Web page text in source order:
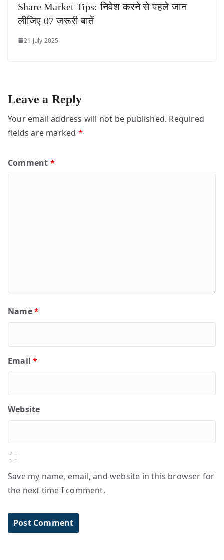
Share Market Tips: निवेश करने से पहले जान
लीजिए 07 जरूरी बातें
21 July 2025
Leave a Reply
Your email address will not be published. Required
fields are marked *
Comment *
Name*
Email*
Website
Save my name, email, and website in this browser for
the next time I comment.